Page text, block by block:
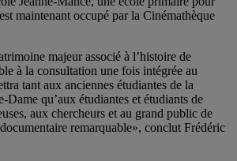
maintenant occupé par la Cinémathèque
majeur associé à l’histoire de
à la consultation une fois intégrée au
tant aux anciennes étudiantes de la
qu’aux étudiantes et étudiants de
aux chercheurs et au grand public de
remarquable», conclut Frédéric